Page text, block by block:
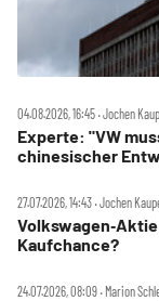
04.08.2026, 16:45 ‧ Jochen
Experte: "VW
chinesischer
27.07.2026, 14:43 ‧ Jochen
Kaufchance?
24.07.2026, 08:09 ‧ Marion